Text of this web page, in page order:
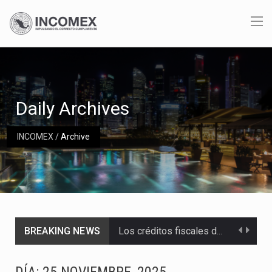
INCOMEX/Archive
Daily Archives
BREAKING NEWS
Los créditos fiscales determinados a empresas IMMEX rara vez nacen de una interpretación equivocada de…
La industria automotriz mexicana concentra más de la mitad de las quejas bajo el Mecanismo…